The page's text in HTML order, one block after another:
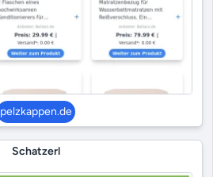
pelzkappen.de
Schatzerl